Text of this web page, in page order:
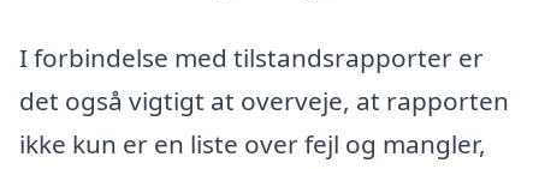
I forbindelse med tilstandsrapporter er
det også vigtigt at overveje, at rapporten
ikke kun er en liste over fejl og mangler,